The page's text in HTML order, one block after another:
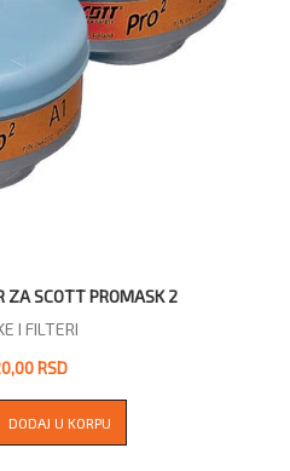
ZA SCOTT PROMASK 2
I FILTERI
RSD